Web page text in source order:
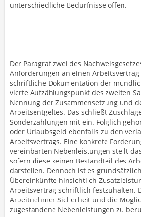
unterschiedliche Bedürfnisse offen.
Der Paragraf zwei des
Anforderungen an einen Arbeitsvertrag
schriftliche Dokumentation der
vierte Aufzählungspunkt des zweiten
Nennung der Zusammensetzung und
Arbeitsentgeltes. Das schließt
Sonderzahlungen mit ein. Folglich
oder Urlaubsgeld ebenfalls zu den
Arbeitsvertrags. Eine konkrete
vereinbarten Nebenleistungen stellt
sofern diese keinen Bestandteil des
darstellen. Dennoch ist es
Übereinkünfte hinsichtlich
Arbeitsvertrag schriftlich festzuhalten.
Arbeitnehmer Sicherheit und die
zugestandene Nebenleistungen zu